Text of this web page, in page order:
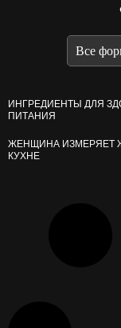
ИНГРЕДИЕНТЫ ДЛЯ
ПИТАНИЯ
ЖЕНЩИНА ИЗМЕРЯЕТ
КУХНЕ